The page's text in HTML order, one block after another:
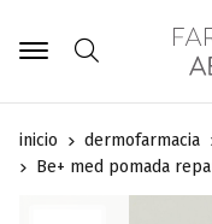
Buscar
inicio dermofarmacia
Be+ med pomada